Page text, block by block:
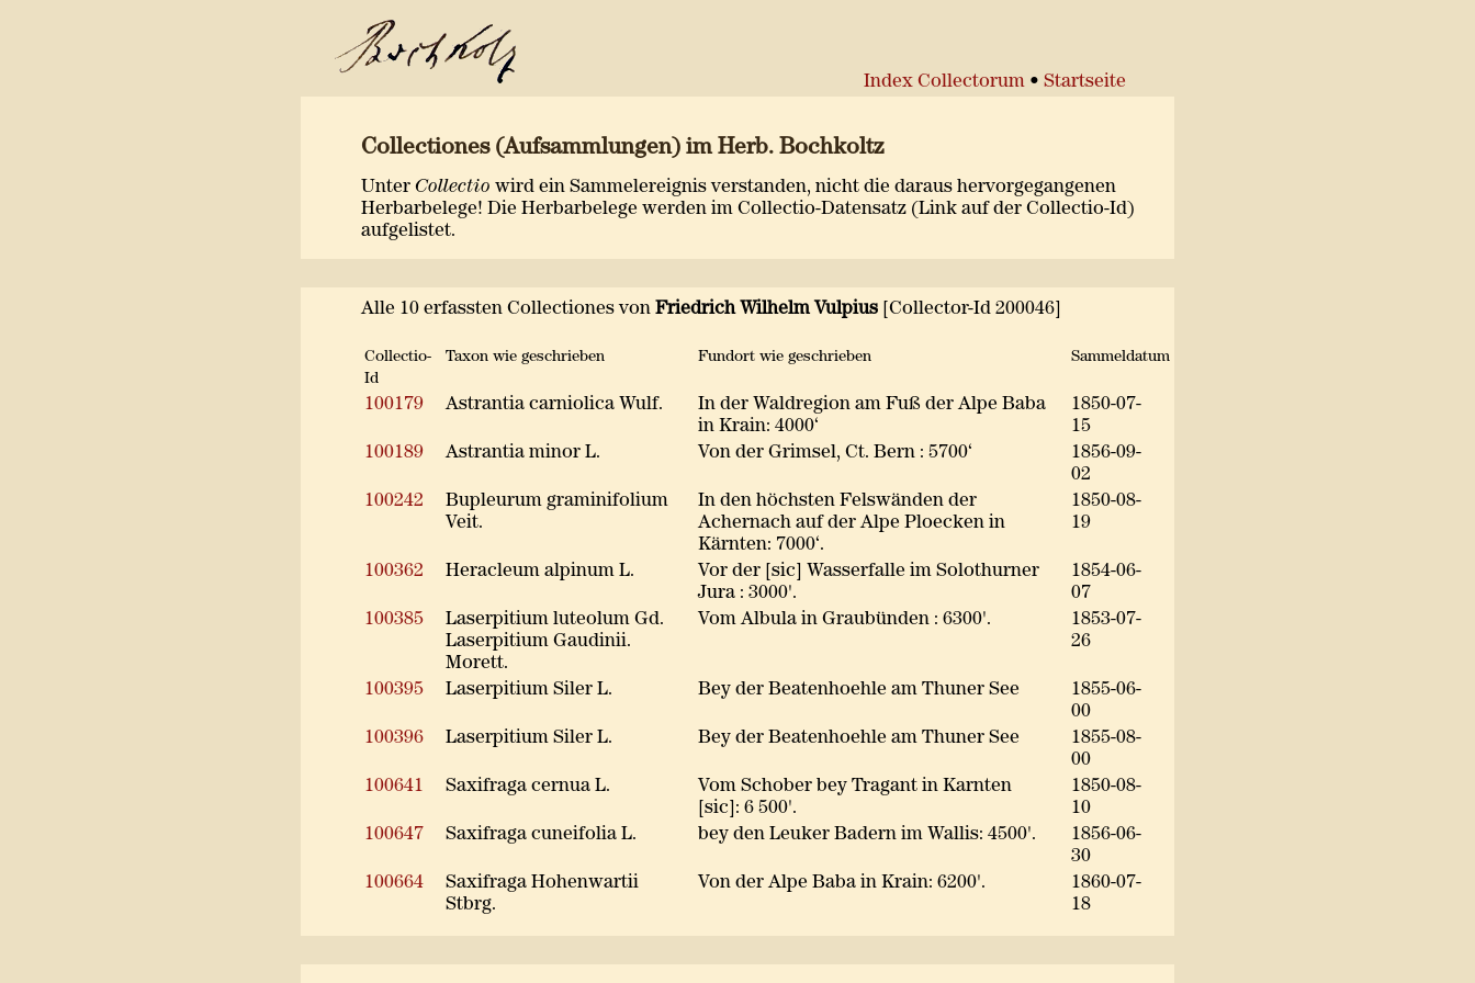
Index Collectorum • Startseite
Collectiones (Aufsammlungen) im Herb. Bochkoltz
Unter Collectio wird ein Sammelereignis verstanden, nicht die daraus hervorgegangenen
Herbarbelege! Die Herbarbelege werden im Collectio-Datensatz (Link auf der Collectio-Id)
aufgelistet.
Alle 10 erfassten Collectiones von Friedrich Wilhelm Vulpius [Collector-Id 200046]
Collectio-
Id
Taxon wie geschrieben Fundort wie geschrieben Sammeldatum
100179 Astrantia carniolica Wulf.
In der Waldregion am Fuß der Alpe Baba
in Krain: 4000‘
1850-07-
15
100189
Astrantia minor L. Von der Grimsel, Ct. Bern : 5700‘
1856-09-
02
100242
Bupleurum graminifolium
Veit.
In den höchsten Felswänden der
Achernach auf der Alpe Ploecken in
Kärnten: 7000‘.
1850-08-
19
100362 Heracleum alpinum L.
Vor der [sic] Wasserfalle im Solothurner
Jura : 3000'.
1854-06-
07
100385
Laserpitium luteolum Gd.
Laserpitium Gaudinii.
Morett.
Vom Albula in Graubünden : 6300'.
1853-07-
26
100395 Laserpitium Siler L. Bey der Beatenhoehle am Thuner See
1855-06-
00
100396
Laserpitium Siler L. Bey der Beatenhoehle am Thuner See
1855-08-
00
100641
Saxifraga cernua L.
Vom Schober bey Tragant in Karnten
[sic]: 6 500'.
1850-08-
10
100647
Saxifraga cuneifolia L. bey den Leuker Badern im Wallis: 4500'.
1856-06-
30
100664
Saxifraga Hohenwartii
Stbrg.
Von der Alpe Baba in Krain: 6200'.
1860-07-
18